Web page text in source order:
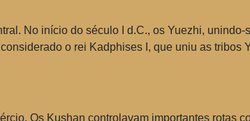
No início do século I d.C., os Yuezhi, unindo-
o rei Kadphises I, que uniu as tribos
Os Kushan controlavam importantes rotas